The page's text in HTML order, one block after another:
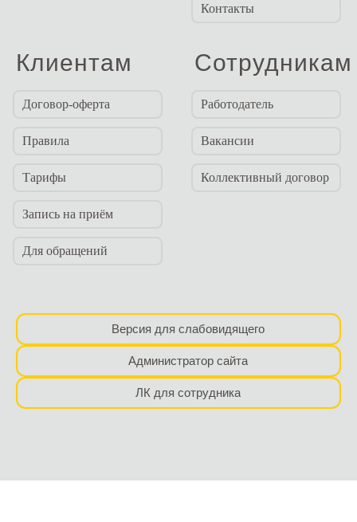
Контакты
Клиентам
Договор-оферта
Правила
Тарифы
Запись на приём
Для обращений
Сотрудникам
Работодатель
Вакансии
Коллективный договор
Версия для слабовидящего
Администратор сайта
ЛК для сотрудника